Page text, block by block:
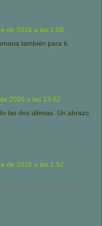
de 2016 a las 1:08
también para ti.
2016 a las 13:52
las dos últimas. Un abrazo.
de 2016 a las 1:52